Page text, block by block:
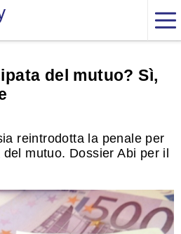
del mutuo? Sì,
reintrodotta la penale per
del mutuo. Dossier Abi per il